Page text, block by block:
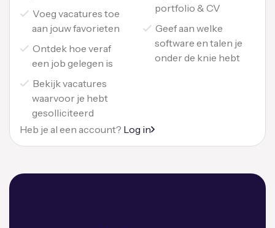
Voeg vacatures toe
aan jouw favorieten
Ontdek hoe veraf
een job gelegen is
Bekijk vacatures
waarvoor je hebt
gesolliciteerd
portfolio & CV
Geef aan welke
software en talen je
onder de knie hebt
Heb je al een account? Log in